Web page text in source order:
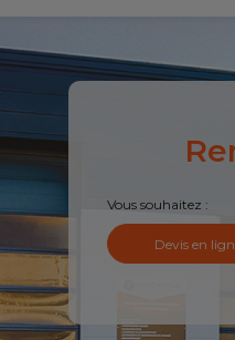
Vous souhaitez :
Devis en